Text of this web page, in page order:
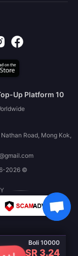
Boli 10000
SR 3.24
10 Years Trusted Game & Live Streaming Top-Up Platform
Road, Mong Kok,
© 2016-2026 BitTopup. All Rights Reserved.